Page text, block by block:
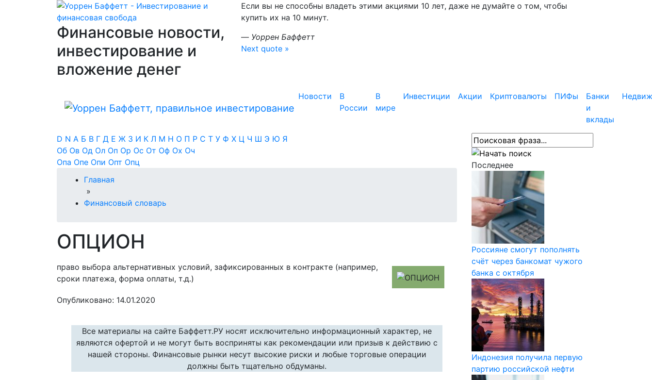
Финансовые новости,
инвестирование и
вложение денег
Если вы не способны владеть этими акциями 10 лет, даже не думайте о том, чтобы
купить их на 10 минут.
— Уоррен Баффетт
Next quote »
Новости
В
России
В
мире
Инвестиции Акции Криптовалюты ПИФы
Банки
и
вклады
D N А Б В Г Д Е Ж З И К Л М Н О П Р С Т У Ф Х Ц Ч Ш Э Ю Я
Об Ов Од Ол Оп Ор Ос От Оф Ох Оч
Опа Опе Опи Опт Опц
Главная
»
Финансовый словарь
ОПЦИОН
право выбора альтернативных условий, зафиксированных в контракте (например,
сроки платежа, форма оплаты, т.д.)
Опубликовано: 14.01.2020
Все материалы на сайте Баффетт.РУ носят исключительно информационный характер, не
являются офертой и не могут быть восприняты как рекомендации или призыв к действию с
нашей стороны. Финансовые рынки несут высокие риски и любые торговые операции
должны быть тщательно обдуманы.
Последнее
Россияне смогут пополнять
счёт через банкомат чужого
банка с октября
Индонезия получила первую
партию российской нефти